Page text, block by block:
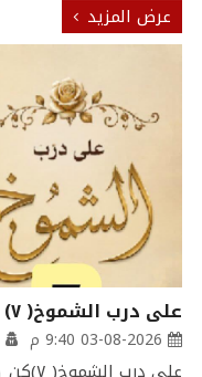
عرض المزيد
على درب الشموخ( ٧) كن_كالنخيل حكمة ومثل
03-08-2026 9:40 م